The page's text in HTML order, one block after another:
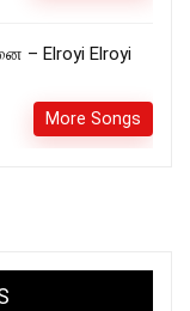
– Elroyi Elroyi
More Songs